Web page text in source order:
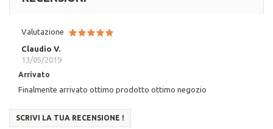
Valutazione
Claudio V.
13/05/2019
Arrivato
Finalmente arrivato ottimo prodotto ottimo negozio
SCRIVI LA TUA RECENSIONE !